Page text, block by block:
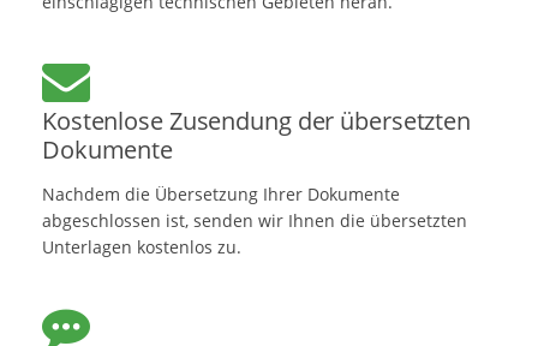
Kostenlose Zusendung der übersetzten
Dokumente
Nachdem die Übersetzung Ihrer Dokumente
abgeschlossen ist, senden wir Ihnen die übersetzten
Unterlagen kostenlos zu.